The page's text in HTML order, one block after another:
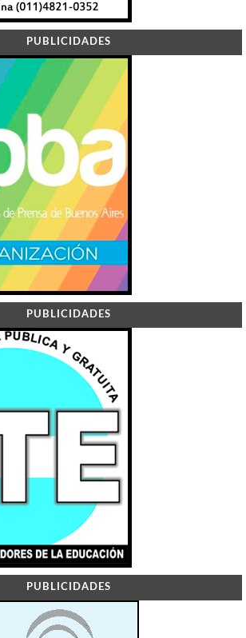
PUBLICIDADES
PUBLICIDADES
PUBLICIDADES